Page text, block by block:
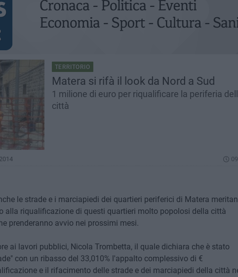
TERRITORIO
Matera si rifà il look da Nord a Sud
1 milione di euro per riqualificare la periferia
città
le strade e i marciapiedi dei quartieri periferici di Matera
alla riqualificazione di questi quartieri molto popolosi della città
prenderanno avvio nei prossimi mesi.
ai lavori pubblici, Nicola Trombetta, il quale dichiara che è stato
con un ribasso del 33,010% l'appalto complessivo di €
e il rifacimento delle strade e dei marciapiedi della città